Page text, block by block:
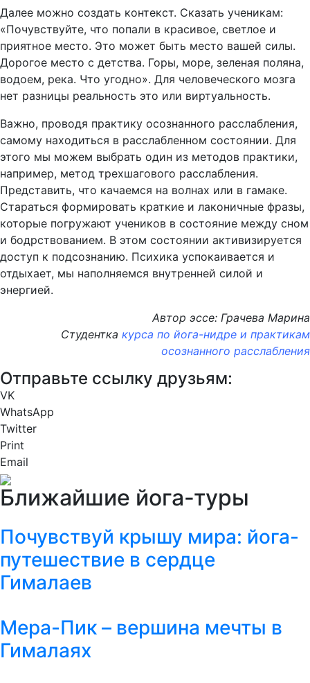
Далее можно создать контекст. Сказать ученикам:
«Почувствуйте, что попали в красивое, светлое и
приятное место. Это может быть место вашей силы.
Дорогое место с детства. Горы, море, зеленая поляна,
водоем, река. Что угодно». Для человеческого мозга
нет разницы реальность это или виртуальность.
Важно, проводя практику осознанного расслабления,
самому находиться в расслабленном состоянии. Для
этого мы можем выбрать один из методов практики,
например, метод трехшагового расслабления.
Представить, что качаемся на волнах или в гамаке.
Стараться формировать краткие и лаконичные фразы,
которые погружают учеников в состояние между сном
и бодрствованием. В этом состоянии активизируется
доступ к подсознанию. Психика успокаивается и
отдыхает, мы наполняемся внутренней силой и
энергией.
Автор эссе: Грачева Марина
Студентка курса по йога-нидре и практикам
осознанного расслабления
Отправьте ссылку друзьям:
VK
WhatsApp
Twitter
Print
Email
Ближайшие йога-туры
Почувствуй крышу мира: йога-
путешествие в сердце
Гималаев
Мера-Пик – вершина мечты в
Гималаях